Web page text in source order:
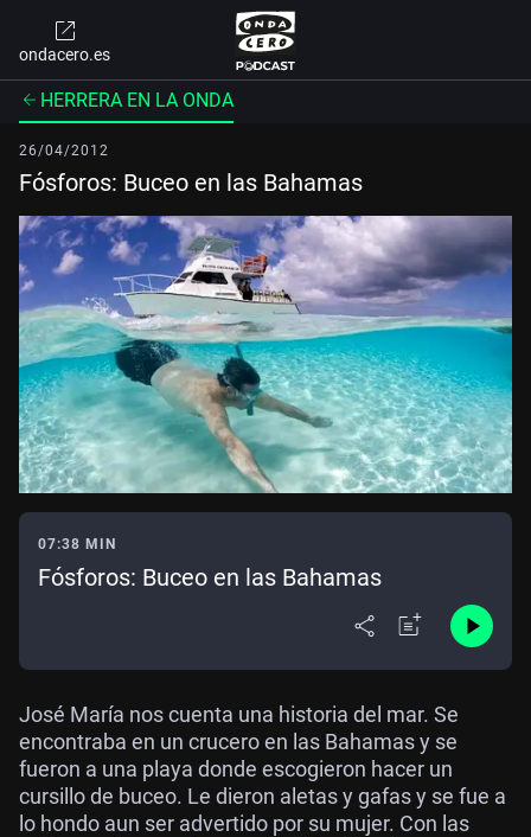
ondacero.es
HERRERA EN LA ONDA
26/04/2012
Fósforos: Buceo en las Bahamas
07:38 MIN
Fósforos: Buceo en las Bahamas
José María nos cuenta una historia del mar. Se
encontraba en un crucero en las Bahamas y se
fueron a una playa donde escogieron hacer un
cursillo de buceo. Le dieron aletas y gafas y se fue a
lo hondo aun ser advertido por su mujer. Con las